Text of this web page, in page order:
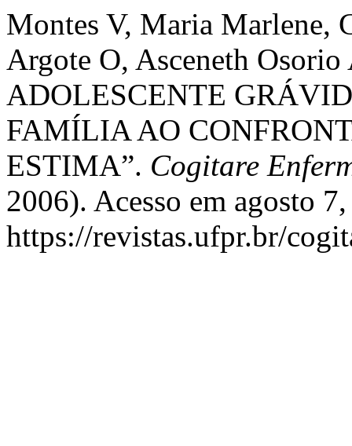
Montes V, Maria Marlene,
Argote O, Asceneth
ADOLESCENTE
FAMÍLIA AO
ESTIMA”. Cogitare
2006). Acesso em agosto
https://revistas.ufpr.br/